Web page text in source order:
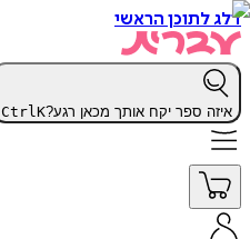
דלג לתוכן הראשי
איזה ספר יקח אותך מכאן רגע? CtrlK